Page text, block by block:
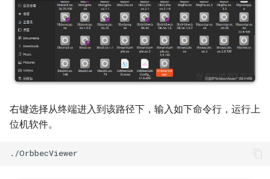
右键选择从终端进入到该路径下，输入如下命令行，运行上
位机软件。